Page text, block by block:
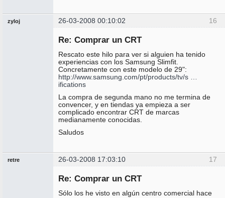
16
zyloj 26-03-2008 00:10:02
Re: Comprar un CRT
Rescato este hilo para ver si alguien ha tenido
experiencias con los Samsung Slimfit.
Concretamente con este modelo de 29":
http://www.samsung.com/pt/products/tv/s …
ifications
La compra de segunda mano no me termina de
convencer, y en tiendas ya empieza a ser
complicado encontrar CRT de marcas
medianamente conocidas.
Saludos
17
retre 26-03-2008 17:03:10
Re: Comprar un CRT
Sólo los he visto en algún centro comercial hace